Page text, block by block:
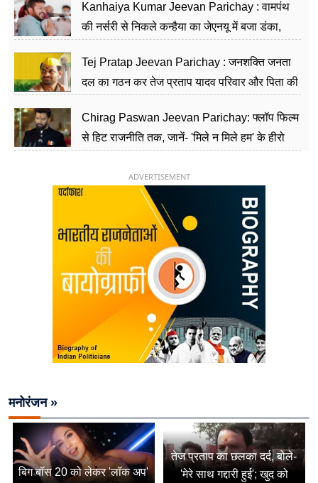
Kanhaiya Kumar Jeevan Parichay : वामपंथ
की नर्सरी से निकले कन्हैया का जेएनयू में बजा डंका,
Tej Pratap Jeevan Parichay : जनशक्ति जनता
दल का गठन कर तेज प्रताप यादव परिवार और पिता की
Chirag Paswan Jeevan Parichay: फ्लॉप फिल्म
से हिट राजनीति तक, जानें- 'मिले न मिले हम' के हीरो
ADVERTISEMENT
मनोरंजन »
बिग बॉस 20 को लेकर 'लॉक अप'
तेज प्रताप का छलका दर्द, बोले-
'मेरे साथ गद्दारी हुई'; खुद को